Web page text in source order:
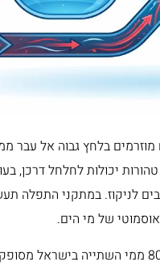
בלחץ גבוה אל עבר
יכולות לחלחל דרכן,
לניקוז. במתקני התפלה
קנה המידה של השימוש בטכנולוגיה זו בישראל הוא